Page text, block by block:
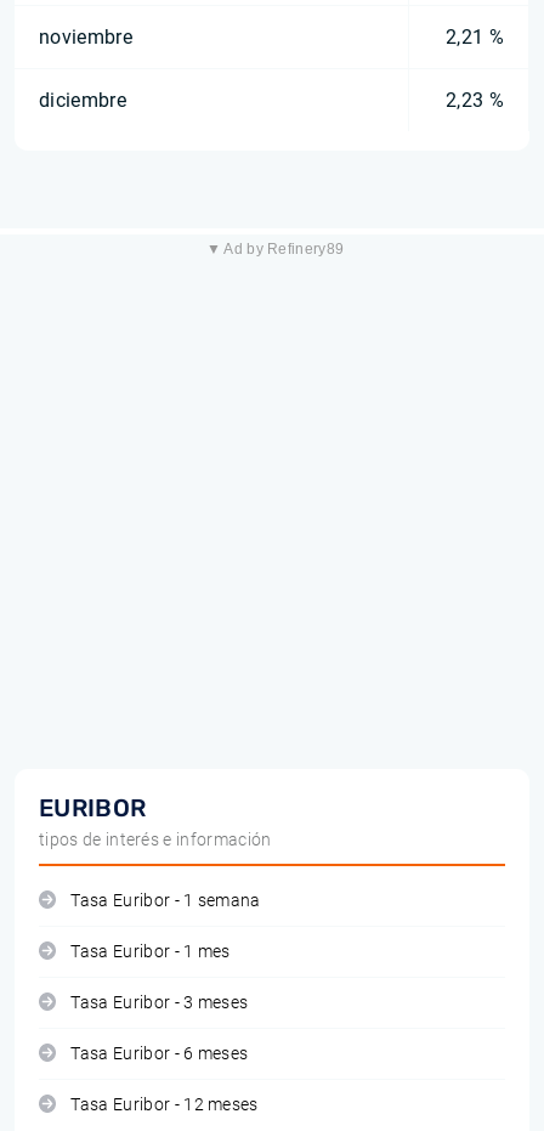
noviembre 2,21 %
diciembre 2,23 %
▼ Ad by Refinery89
EURIBOR
tipos de interés e información
Tasa Euribor - 1 semana
Tasa Euribor - 1 mes
Tasa Euribor - 3 meses
Tasa Euribor - 6 meses
Tasa Euribor - 12 meses